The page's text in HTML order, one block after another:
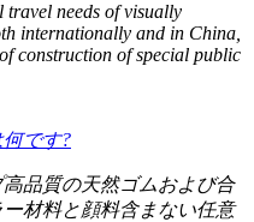
needs of visually
internationally and in China,
construction of special public
です?
品質の天然ゴムおよび合
材料と顔料含まない任意